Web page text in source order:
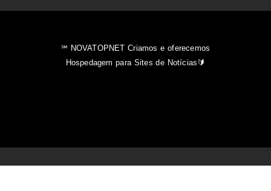
℠ NOVATOPNET Criamos e oferecemos
Hospedagem para Sites de Notícias🔰